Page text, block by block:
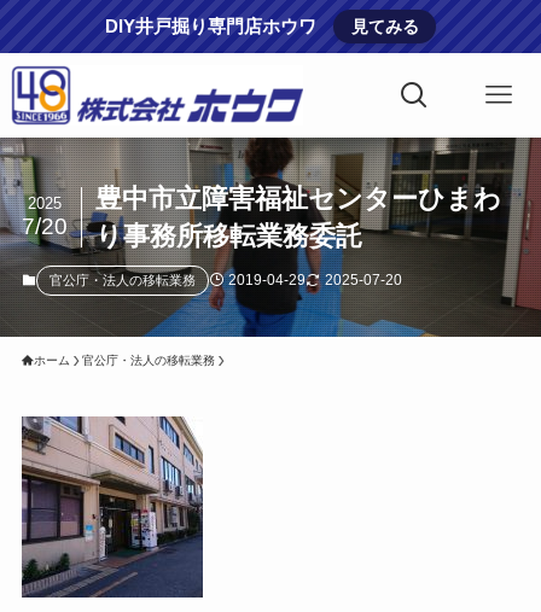
DIY井戸掘り専門店ホウワ 見てみる
豊中市立障害福祉センターひまわ
り事務所移転業務委託
2025
7/20
官公庁・法人の移転業務 2019-04-29 2025-07-20
ホーム 官公庁・法人の移転業務